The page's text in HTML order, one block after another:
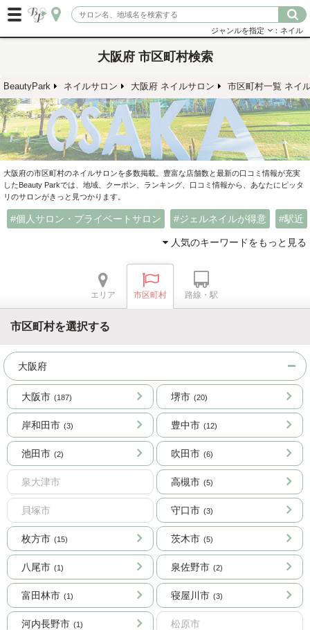
ジャンルを指定 ：ネイル
大阪府 市区町村検索
BeautyPark ネイルサロン 大阪府 ネイルサロン 市区町村一覧 ネイ
大阪府の市区町村のネイルサロンを多数掲載。豊富な店舗数と最新の口コミ情報が充実
したBeauty Parkでは、地域、クーポン、ランキング、口コミ情報から、あなたにピッタ
リのサロンがきっと見つかります。
個人サロン・プライベートサロン ジェルネイルが得意 駅近
人気のキーワードをもっと見る
エリア 市区町村 路線・駅
市区町村を選択する
大阪府
大阪市 (187) 堺市 (20)
岸和田市 (3) 豊中市 (12)
池田市 (2) 吹田市 (6)
泉大津市 高槻市 (5)
貝塚市 守口市 (3)
枚方市 (15) 茨木市 (5)
八尾市 (1) 泉佐野市 (2)
富田林市 (1) 寝屋川市 (3)
河内長野市 (1) 松原市